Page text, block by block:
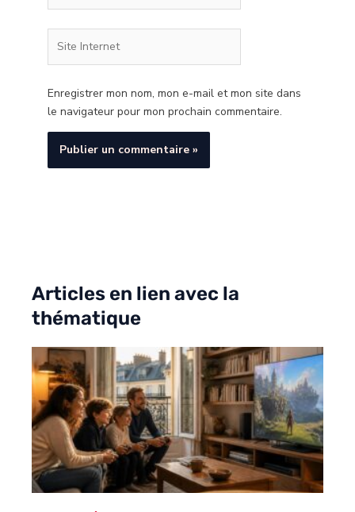
Internet
Enregistrer mon nom, mon e-mail et mon site dans
le navigateur pour mon prochain commentaire.
Articles en lien avec la
thématique